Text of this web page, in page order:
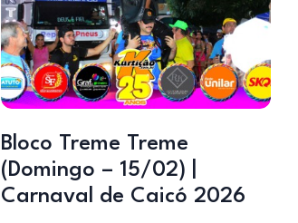
Bloco Treme Treme
(Domingo – 15/02) |
Carnaval de Caicó 2026